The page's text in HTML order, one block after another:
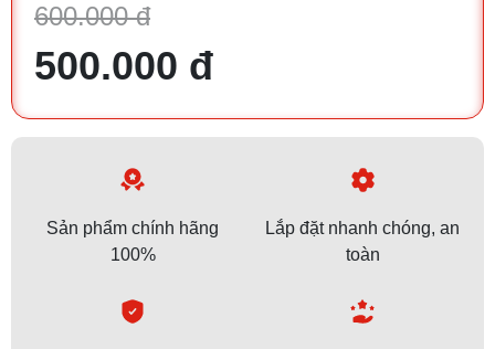
600.000 đ
500.000 đ
Sản phẩm chính hãng
100%
Lắp đặt nhanh chóng, an
toàn